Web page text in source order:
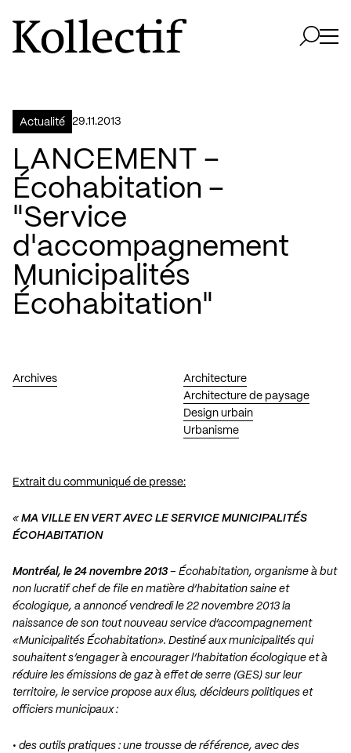
Aller à la page d'accueil
Logo Kollectif
Actualité 29.11.2013
LANCEMENT –
Écohabitation –
"Service
d'accompagnement
Municipalités
Écohabitation"
Archives
Architecture
Architecture de paysage
Design urbain
Urbanisme
Extrait du communiqué de presse:
« MA VILLE EN VERT AVEC LE SERVICE MUNICIPALITÉS
ÉCOHABITATION
Montréal, le 24 novembre 2013 – Écohabitation, organisme à but
non lucratif chef de file en matière d’habitation saine et
écologique, a annoncé vendredi le 22 novembre 2013 la
naissance de son tout nouveau service d’accompagnement
«Municipalités Écohabitation». Destiné aux municipalités qui
souhaitent s’engager à encourager l’habitation écologique et à
réduire les émissions de gaz à effet de serre (GES) sur leur
territoire, le service propose aux élus, décideurs politiques et
officiers municipaux :
• des outils pratiques : une trousse de référence, avec des